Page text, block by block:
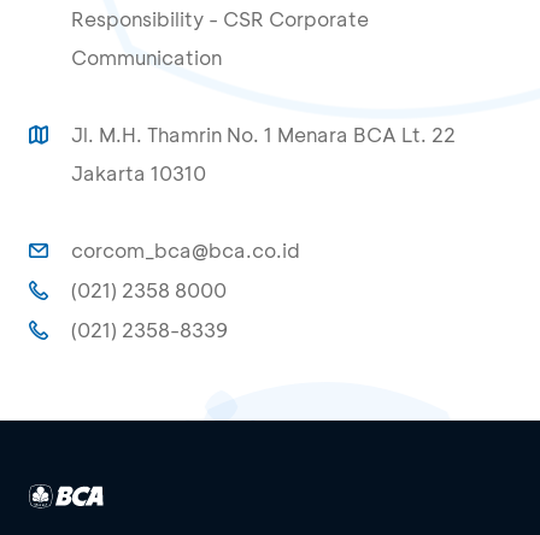
Responsibility - CSR Corporate
Communication
Jl. M.H. Thamrin No. 1 Menara BCA Lt. 22
Jakarta 10310
corcom_bca@bca.co.id
(021) 2358 8000
(021) 2358-8339